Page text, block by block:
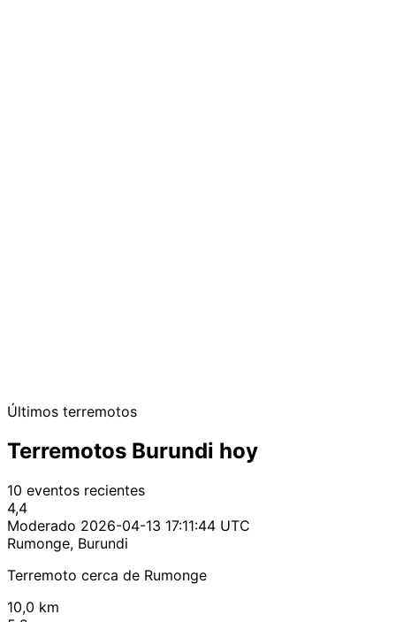
Últimos terremotos
Terremotos Burundi hoy
10 eventos recientes
4,4
Moderado 2026-04-13 17:11:44 UTC
Rumonge, Burundi
Terremoto cerca de Rumonge
10,0 km